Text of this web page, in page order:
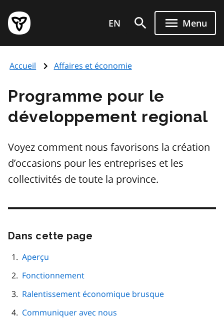
au
contenu
principal
Page
d'accueil
de
EN Menu
Accueil Affaires et économie
Programme pour le
développement regional
Voyez comment nous favorisons la création
d’occasions pour les entreprises et les
collectivités de toute la province.
Dans cette page
Aperçu
Fonctionnement
Ralentissement économique brusque
Communiquer avec nous